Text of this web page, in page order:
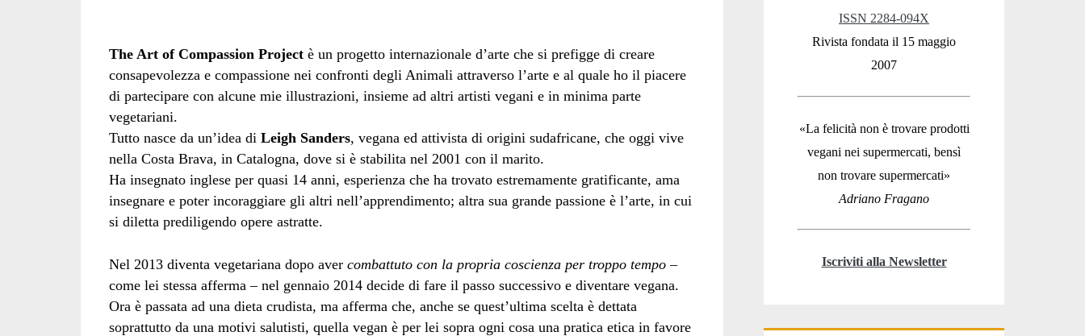
The Art of Compassion Projectè un progetto internazionale d’arte che si prefigge di creare
consapevolezza e compassione nei confronti degli Animali attraverso l’arte e al quale ho il piacere
di partecipare con alcune mie illustrazioni, insieme ad altri artisti vegani e in minima parte
vegetariani.
Tutto nasce da un’idea di Leigh Sanders, vegana ed attivista di origini sudafricane, che oggi vive
nella Costa Brava, in Catalogna, dove si è stabilita nel 2001 con il marito.
Ha insegnato inglese per quasi 14 anni, esperienza che ha trovato estremamente gratificante, ama
insegnare e poter incoraggiare gli altri nell’apprendimento; altra sua grande passione è l’arte, in cui
si diletta prediligendo opere astratte.
Nel 2013 diventa vegetariana dopo aver combattuto con la propria coscienza per troppo tempo–
come lei stessa afferma – nel gennaio 2014 decide di fare il passo successivo e diventare vegana.
Ora è passata ad una dieta crudista, ma afferma che, anche se quest’ultima scelta è dettata
soprattutto da una motivi salutisti, quella vegan è per lei sopra ogni cosa una pratica etica in favore
ISSN 2284-094X
Rivista fondata il 15 maggio
2007
«La felicità non è trovare prodotti
vegani nei supermercati, bensì
non trovare supermercati»
Adriano Fragano
Iscriviti alla Newsletter